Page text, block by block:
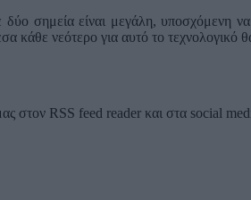
σημεία είναι μεγάλη, υποσχόμενη
κάθε νεότερο για αυτό το τεχνολογικό
στον RSS feed reader και στα social